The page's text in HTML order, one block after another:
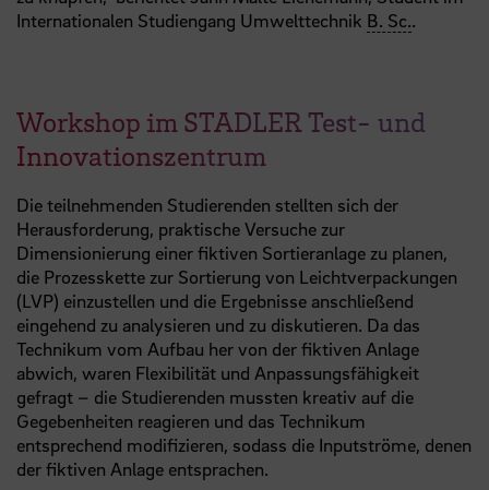
Internationalen Studiengang Umwelttechnik B. Sc..
Workshop im STADLER Test- und
Innovationszentrum
Die teilnehmenden Studierenden stellten sich der
Herausforderung, praktische Versuche zur
Dimensionierung einer fiktiven Sortieranlage zu planen,
die Prozesskette zur Sortierung von Leichtverpackungen
(LVP) einzustellen und die Ergebnisse anschließend
eingehend zu analysieren und zu diskutieren. Da das
Technikum vom Aufbau her von der fiktiven Anlage
abwich, waren Flexibilität und Anpassungsfähigkeit
gefragt – die Studierenden mussten kreativ auf die
Gegebenheiten reagieren und das Technikum
entsprechend modifizieren, sodass die Inputströme, denen
der fiktiven Anlage entsprachen.